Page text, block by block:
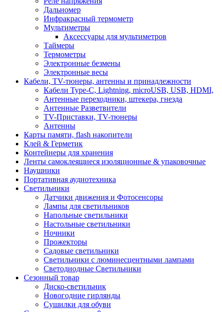
Дальномер
Инфракрасный термометр
Мультиметры
Аксессуары для мультиметров
Таймеры
Термометры
Электронные безмены
Электронные весы
Кабели, TV-тюнеры, антенны и принадлежности
Кабели Type-C, Lightning, microUSB, USB, HDMI,
Антенные переходники, штекера, гнезда
Антенные Разветвители
TV-Приставки, TV-тюнеры
Антенны
Карты памяти, flash накопители
Клей & Герметик
Контейнеры для хранения
Ленты самоклеящиеся изоляционные & упаковочные
Наушники
Портативная аудиотехника
Светильники
Датчики движения и Фотосенсоры
Лампы для светильников
Напольные светильники
Настольные светильники
Ночники
Прожекторы
Садовые светильники
Светильники с люминесцентными лампами
Светодиодные Светильники
Сезонный товар
Диско-светильник
Новогодние гирлянды
Сушилки для обуви